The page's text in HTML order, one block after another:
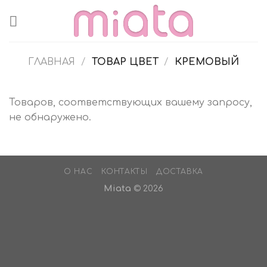
ГЛАВНАЯ / ТОВАР ЦВЕТ / КРЕМОВЫЙ
Товаров, соответствующих вашему запросу,
не обнаружено.
О НАС КОНТАКТЫ ДОСТАВКА
Miata © 2026